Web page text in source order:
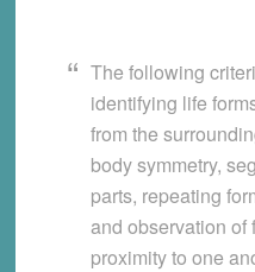
The following
identifying life
from the
body symmetry,
parts, repeating
and observation of
proximity to one